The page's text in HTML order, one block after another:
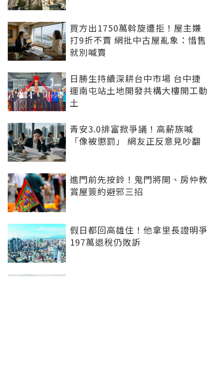
買方出1750萬斡旋遭拒！屋主嫌
打9折不賣 網批中古屋亂象：惜售
就別喊賣
日勝生持續深耕台中市場 台中捷
運南屯站土地開發共構大樓開工動
土
青安3.0排富掀爭議！高薪族喊
「像被懲罰」 網友正反意見吵翻
進門前先按鈴！鬼門將開、房仲教
賞屋簽約避邪三招
假日都回高雄住！他拿里長證明爭
197萬退稅仍敗訴